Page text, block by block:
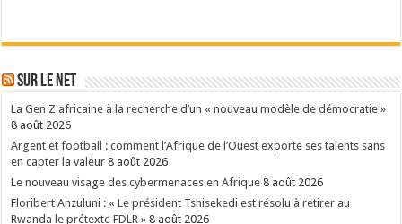
Sur le Net
La Gen Z africaine à la recherche d’un « nouveau modèle de démocratie »
8 août 2026
Argent et football : comment l’Afrique de l’Ouest exporte ses talents sans
en capter la valeur 8 août 2026
Le nouveau visage des cybermenaces en Afrique 8 août 2026
Floribert Anzuluni : « Le président Tshisekedi est résolu à retirer au
Rwanda le prétexte FDLR » 8 août 2026